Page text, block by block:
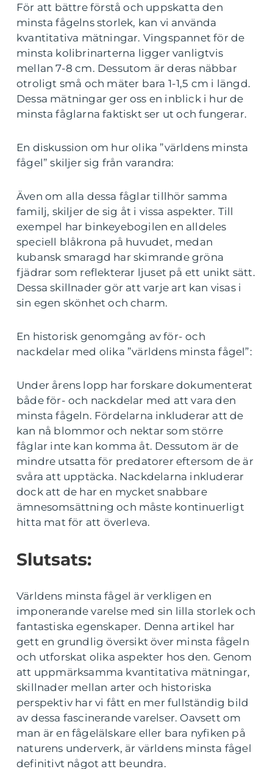
För att bättre förstå och uppskatta den
minsta fågelns storlek, kan vi använda
kvantitativa mätningar. Vingspannet för de
minsta kolibrinarterna ligger vanligtvis
mellan 7-8 cm. Dessutom är deras näbbar
otroligt små och mäter bara 1-1,5 cm i längd.
Dessa mätningar ger oss en inblick i hur de
minsta fåglarna faktiskt ser ut och fungerar.
En diskussion om hur olika ”världens minsta
fågel” skiljer sig från varandra:
Även om alla dessa fåglar tillhör samma
familj, skiljer de sig åt i vissa aspekter. Till
exempel har binkeyebogilen en alldeles
speciell blåkrona på huvudet, medan
kubansk smaragd har skimrande gröna
fjädrar som reflekterar ljuset på ett unikt sätt.
Dessa skillnader gör att varje art kan visas i
sin egen skönhet och charm.
En historisk genomgång av för- och
nackdelar med olika ”världens minsta fågel”:
Under årens lopp har forskare dokumenterat
både för- och nackdelar med att vara den
minsta fågeln. Fördelarna inkluderar att de
kan nå blommor och nektar som större
fåglar inte kan komma åt. Dessutom är de
mindre utsatta för predatorer eftersom de är
svåra att upptäcka. Nackdelarna inkluderar
dock att de har en mycket snabbare
ämnesomsättning och måste kontinuerligt
hitta mat för att överleva.
Slutsats:
Världens minsta fågel är verkligen en
imponerande varelse med sin lilla storlek och
fantastiska egenskaper. Denna artikel har
gett en grundlig översikt över minsta fågeln
och utforskat olika aspekter hos den. Genom
att uppmärksamma kvantitativa mätningar,
skillnader mellan arter och historiska
perspektiv har vi fått en mer fullständig bild
av dessa fascinerande varelser. Oavsett om
man är en fågelälskare eller bara nyfiken på
naturens underverk, är världens minsta fågel
definitivt något att beundra.